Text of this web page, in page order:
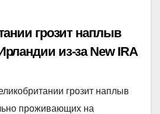
грозит наплыв
из-за New IRA
грозит наплыв
проживающих на